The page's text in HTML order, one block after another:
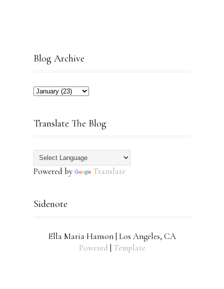
Blog Archive
Translate The Blog
Powered by Translate
Sidenote
Ella Maria Hanson | Los Angeles, CA
Powered
Template